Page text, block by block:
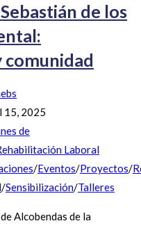
de los
comunidad
15, 2025
de
Laboral
/Eventos/Proyectos/
/Sensibilización/Talleres
Alcobendas de la